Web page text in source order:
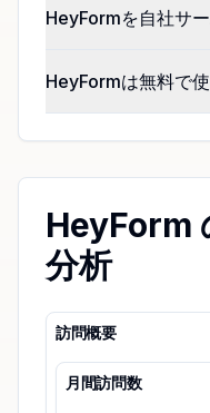
HeyFormを自社サ
HeyFormは無料で
HeyForm
分析
訪問概要
月間訪問数